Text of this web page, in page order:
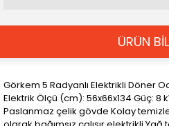
ÜRÜN
Görkem 5 Radyanlı Elektrikli Döner
Elektrik Ölçü (cm): 56x66x134 Güç: 8
Paslanmaz çelik gövde Kolay